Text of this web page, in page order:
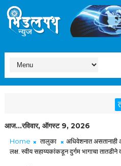
आज...रविवार, ऑगस्ट 9, 2026
Home तालुका
अधिवेशनात असतानाही
लक्ष. स्वीय सहाय्यकांकडून दुर्गम भागाचा तातडीने